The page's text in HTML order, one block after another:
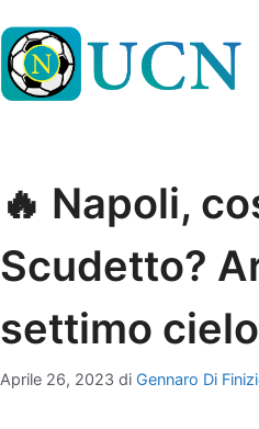
🔥 Napoli,
Scudetto?
settimo
Aprile 26, 2023 di Gennaro Di